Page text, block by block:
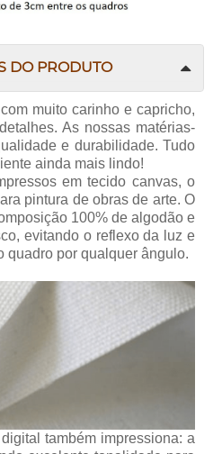
DO PRODUTO
muito carinho e capricho,
As nossas matérias-
e durabilidade. Tudo
ainda mais lindo!
em tecido canvas, o
pintura de obras de arte. O
100% de algodão e
evitando o reflexo da luz e
quadro por qualquer ângulo.
também impressiona: a